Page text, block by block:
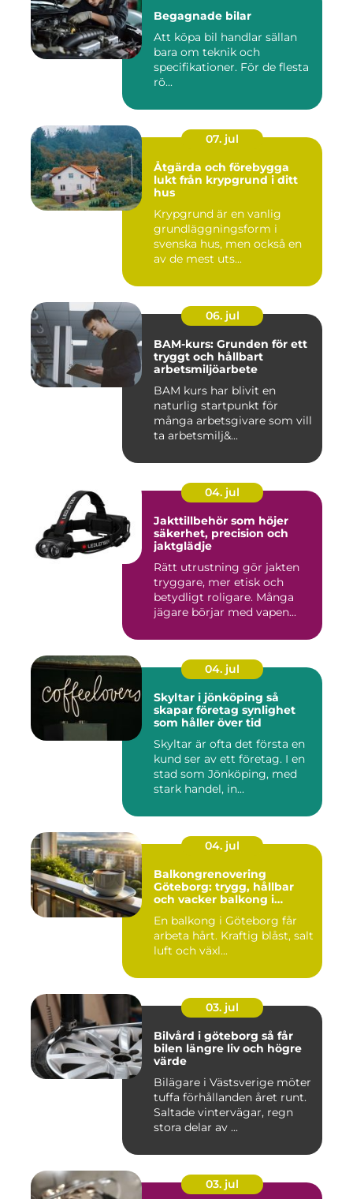
Begagnade bilar
Att köpa bil handlar sällan
bara om teknik och
specifikationer. För de flesta
rö...
07. jul
Åtgärda och förebygga
lukt från krypgrund i ditt
hus
Krypgrund är en vanlig
grundläggningsform i
svenska hus, men också en
av de mest uts...
06. jul
BAM-kurs: Grunden för ett
tryggt och hållbart
arbetsmiljöarbete
BAM kurs har blivit en
naturlig startpunkt för
många arbetsgivare som vill
ta arbetsmilj&...
04. jul
Jakttillbehör som höjer
säkerhet, precision och
jaktglädje
Rätt utrustning gör jakten
tryggare, mer etisk och
betydligt roligare. Många
jägare börjar med vapen...
04. jul
Skyltar i jönköping så
skapar företag synlighet
som håller över tid
Skyltar är ofta det första en
kund ser av ett företag. I en
stad som Jönköping, med
stark handel, in...
04. jul
Balkongrenovering
Göteborg: trygg, hållbar
och vacker balkong i
En balkong i Göteborg får
arbeta hårt. Kraftig blåst, salt
luft och växl...
03. jul
Bilvård i göteborg så får
bilen längre liv och högre
värde
Bilägare i Västsverige möter
tuffa förhållanden året runt.
Saltade vintervägar, regn
stora delar av ...
03. jul